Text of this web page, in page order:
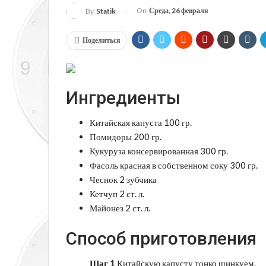
By Statik On Среда, 26 февраля
Поделиться
Ингредиенты
Китайская капуста 100 гр.
Помидоры 200 гр.
Кукуруза консервированная 300 гр.
Фасоль красная в собственном соку 300 гр.
Чеснок 2 зубчика
Кетчуп 2 ст. л.
Майонез 2 ст. л.
Способ приготовления
Шаг 1 Китайскую капусту тонко шинкуем.